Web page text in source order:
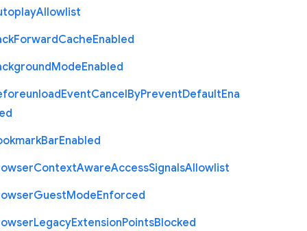
Allowlist
ForwardCacheEnabled
ModeEnabled
EventCancelByPreventDefaultEna
BarEnabled
ContextAwareAccessSignalsAllowlist
GuestModeEnforced
LegacyExtensionPointsBlocked